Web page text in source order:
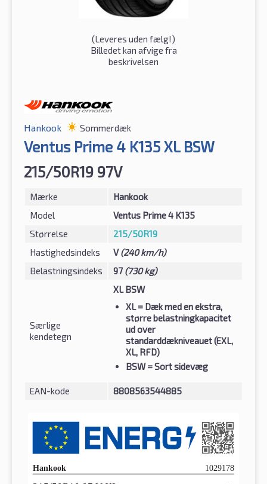
(Leveres uden fælg!)
Billedet kan afvige fra
beskrivelsen
Hankook Sommerdæk
Ventus Prime 4 K135 XL BSW
215/50R19 97V
Mærke
Hankook
Model
Ventus Prime 4 K135
Størrelse
215/50R19
Hastighedsindeks
V(240 km/h)
Belastningsindeks
97 (730 kg)
Særlige
kendetegn
XL BSW
XL = Dæk med en ekstra,
større belastningkapacitet
ud over
standarddækniveauet (EXL,
XL, RFD)
BSW= Sort sidevæg
EAN-kode 8808563544885